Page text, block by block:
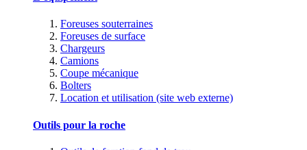
Foreuses souterraines
Foreuses de surface
Chargeurs
Camions
Coupe mécanique
Bolters
Location et utilisation (site web externe)
Outils pour la roche